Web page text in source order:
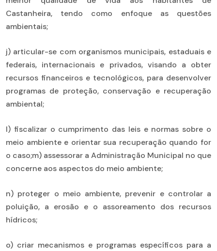
Castanheira, tendo como enfoque as questões
ambientais;
j) articular-se com organismos municipais, estaduais e
federais, internacionais e privados, visando a obter
recursos financeiros e tecnológicos, para desenvolver
programas de proteção, conservação e recuperação
ambiental;
l) fiscalizar o cumprimento das leis e normas sobre o
meio ambiente e orientar sua recuperação quando for
o caso;m) assessorar a Administração Municipal no que
concerne aos aspectos do meio ambiente;
n) proteger o meio ambiente, prevenir e controlar a
poluição, a erosão e o assoreamento dos recursos
hídricos;
o) criar mecanismos e programas específicos para a